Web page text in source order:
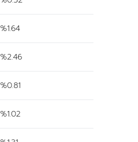
%1.64
%2.46
%0.81
%1.02